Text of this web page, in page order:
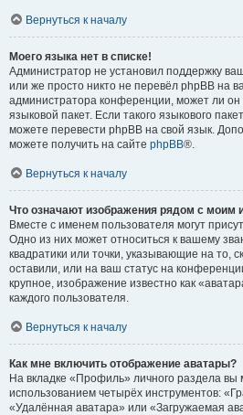
Вернуться к началу
Моего языка нет в списке!
Администратор не установил поддержку
или же просто никто не перевёл phpBB на
администратора конференции, может ли он
языковой пакет. Если такого языкового
можете перевести phpBB на свой язык.
можете получить на сайте phpBB®.
Вернуться к началу
Что означают изображения рядом с моим
Вместе с именем пользователя могут
Одно из них может относиться к вашему
квадратики или точки, указывающие на то,
оставили, или на ваш статус на
крупное, изображение известно как
каждого пользователя.
Вернуться к началу
Как мне включить отображение аватары?
На вкладке «Профиль» личного раздела вы
использованием четырёх инструментов:
«Удалённая аватара» или «Загружаемая